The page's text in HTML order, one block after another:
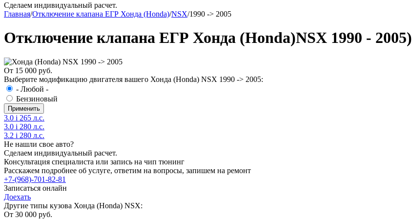
Сделаем индивидуальный расчет.
Главная/Отключение клапана ЕГР Хонда (Honda)/NSX/1990 -> 2005
Отключение клапана ЕГР Хонда (Honda)NSX 1990 - 2005)
От 15 000 руб.
Выберите модификацию двигателя вашего Хонда (Honda) NSX 1990 -> 2005:
- Любой -
Бензиновый
3.0 i 265 л.с.
3.0 i 280 л.с.
3.2 i 280 л.с.
Не нашли свое авто?
Сделаем индивидуальный расчет.
Консультация специалиста или запись на чип тюнинг
Расскажем подробнее об услуге, ответим на вопросы, запишем на ремонт
+7-(968)-701-82-81
Записаться онлайн
Доехать
Другие типы кузова Хонда (Honda) NSX:
От 30 000 руб.